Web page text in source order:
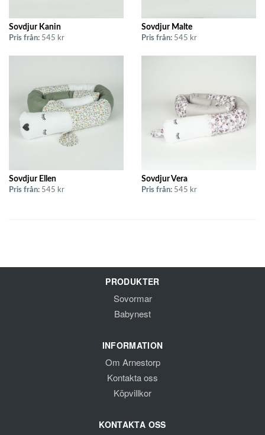
Sovdjur Kanin
Pris från: 545 kr
Sovdjur Malte
Pris från: 545 kr
Sovdjur Ellen
Pris från: 545 kr
Sovdjur Vera
Pris från: 545 kr
PRODUKTER
Sovormar
Babynest
INFORMATION
Om Arnestorp
Kontakta oss
Köpvillkor
KONTAKTA OSS